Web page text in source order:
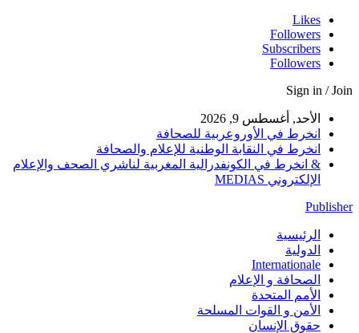
Likes
Followers
Subscribers
Followers
Sign in / Join
الأحد, أغسطس 9, 2026
انخرط في الأوروعربية للصحافة
انخرط في النقابة الوطنية للإعلام والصحافة
& انخرط في الكونفدرالية المغربية لناشري الصحف والإعلام
الإلكتروني MEDIAS
Publisher
الرئيسية
الدولية
Internationale
الصحافة و الإعلام
الأمم المتحدة
الأمن و القوات المسلحة
حقوق الإنسان